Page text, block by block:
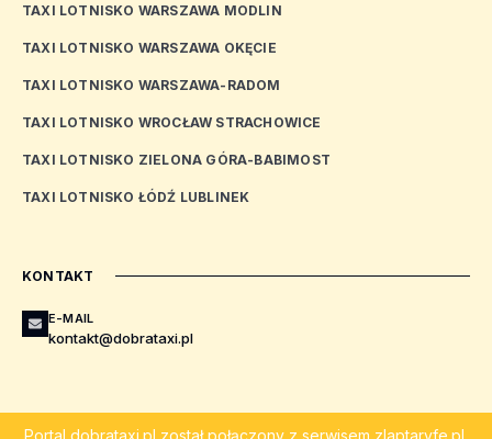
TAXI LOTNISKO WARSZAWA MODLIN
TAXI LOTNISKO WARSZAWA OKĘCIE
TAXI LOTNISKO WARSZAWA-RADOM
TAXI LOTNISKO WROCŁAW STRACHOWICE
TAXI LOTNISKO ZIELONA GÓRA-BABIMOST
TAXI LOTNISKO ŁÓDŹ LUBLINEK
KONTAKT
E-MAIL
kontakt@dobrataxi.pl
Portal dobrataxi.pl został połączony z serwisem zlaptaryfe.pl